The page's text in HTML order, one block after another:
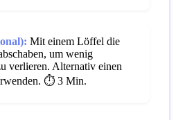
Mit einem Löffel die
um wenig
verlieren. Alternativ einen
⏱️ 3 Min.